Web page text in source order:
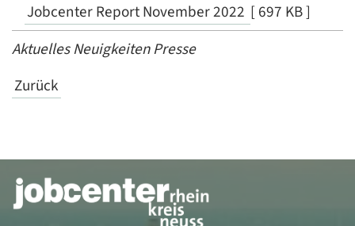
Jobcenter Report November 2022 [ 697 KB ]
Aktuelles Neuigkeiten Presse
Zurück